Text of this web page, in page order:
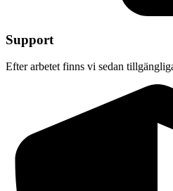
Support
Efter arbetet finns vi sedan